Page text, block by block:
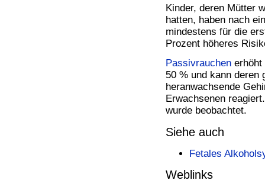
Kinder, deren Mütter
hatten, haben nach
mindestens für die
Prozent höheres
Passivrauchen erhöht
50 % und kann deren
heranwachsende
Erwachsenen
wurde beobachtet.
Siehe auch
Fetales
Weblinks